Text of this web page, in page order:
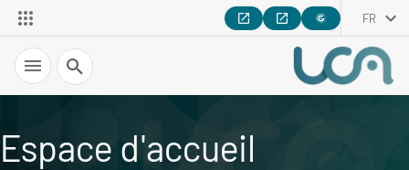
FR
Recherche
Espace d'accueil